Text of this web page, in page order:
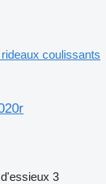
coulissants
3